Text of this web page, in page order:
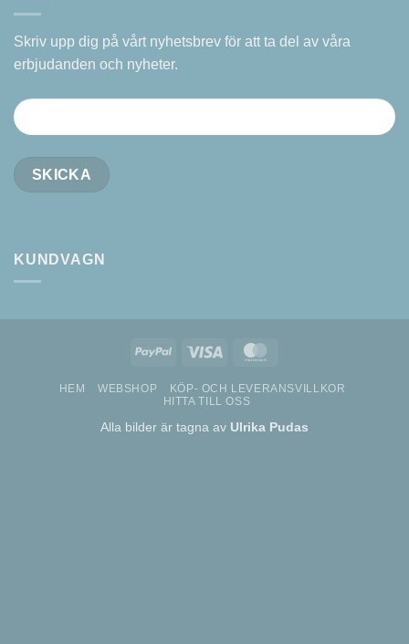
Skriv upp dig på vårt nyhetsbrev för att ta del av våra
erbjudanden och nyheter.
KUNDVAGN
PayPal Visa
HEM WEBSHOP
KÖP- OCH LEVERANSVILLKOR
HITTA TILL OSS
Alla bilder är tagna av Ulrika Pudas